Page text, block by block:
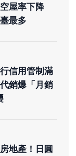
屋率下降
最多
信用管制滿
銷爆「月銷
地產！日圓